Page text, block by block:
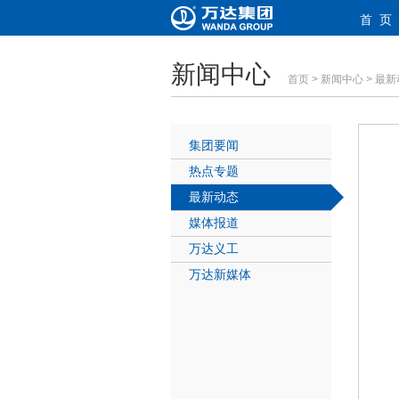
首 页
新闻中心 首页 > 新闻中心 > 最新
集团要闻
热点专题
最新动态
媒体报道
万达义工
万达新媒体